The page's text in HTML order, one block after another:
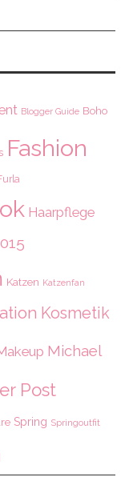
Blogger Guide Boho
Fashion
Haarpflege
Katzen Katzenfan
Kosmetik
Michael
Post
Spring Springoutfit